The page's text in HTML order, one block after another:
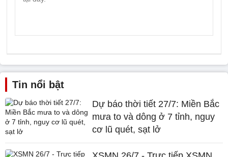
Tin nổi bật
Dự báo thời tiết 27/7: Miền Bắc
mưa to và dông ở 7 tỉnh, nguy
cơ lũ quét, sạt lở